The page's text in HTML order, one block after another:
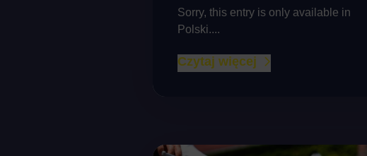
Sorry, this entry is only available in
Polski....
Czytaj więcej